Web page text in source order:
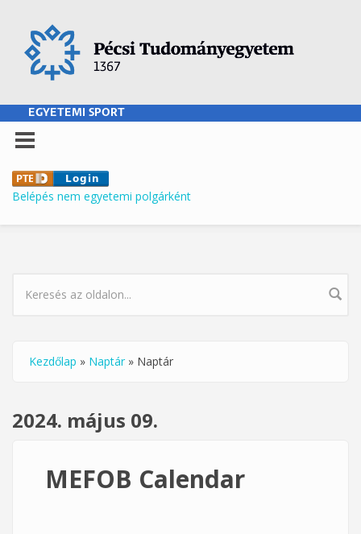
EGYETEMI SPORT
Belépés nem egyetemi polgárként
KERESÉS ŰRLAP
Jelenlegi hely
Kezdőlap » Naptár » Naptár
2024. május 09.
MEFOB Calendar